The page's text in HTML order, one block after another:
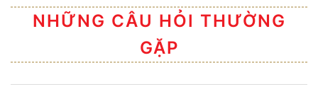
NHỮNG CÂU HỎI THƯỜNG
GẶP